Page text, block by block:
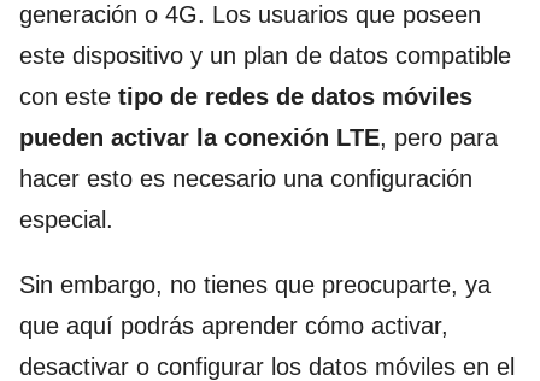
generación o 4G. Los usuarios que poseen
este dispositivo y un plan de datos compatible
con este tipo de redes de datos móviles
pueden activar la conexión LTE, pero para
hacer esto es necesario una configuración
especial.
Sin embargo, no tienes que preocuparte, ya
que aquí podrás aprender cómo activar,
desactivar o configurar los datos móviles en el